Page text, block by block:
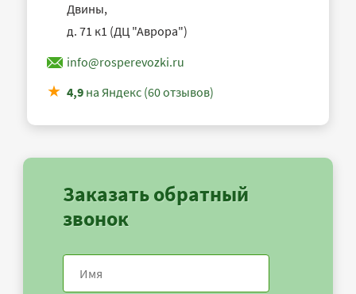
Двины,
д. 71 к1 (ДЦ "Аврора")
info@rosperevozki.ru
4,9 на Яндекс (60 отзывов)
Заказать обратный
звонок